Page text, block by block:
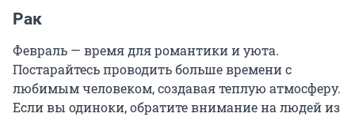
Рак
Февраль — время для романтики и уюта.
Постарайтесь проводить больше времени с
любимым человеком, создавая теплую атмосферу.
Если вы одиноки, обратите внимание на людей из